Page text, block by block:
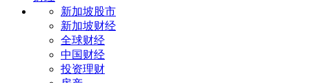
新加坡股市
新加坡财经
全球财经
中国财经
投资理财